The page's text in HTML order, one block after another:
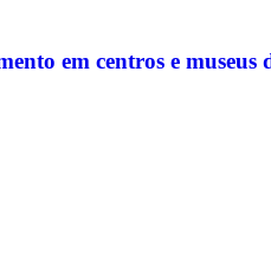
em centros e museus